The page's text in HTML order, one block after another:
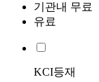
기관내 무료
유료
KCI등재